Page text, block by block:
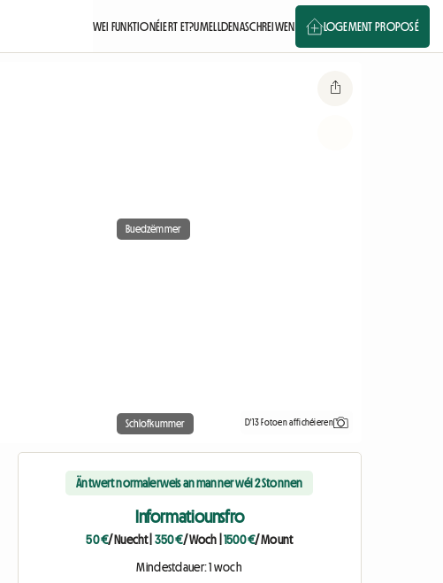
WEI FUNKTIONÉIERT ET?UMELLDENASCHREIWEN LOGEMENT PROPOSÉ
Buedzëmmer
Schlofkummer D'13 Fotoen affichéieren
Äntwert normalerweis an manner wéi 2 Stonnen
Informatiounsfro
50 €/ Nuecht| 350 €/ Woch |1500 €/ Mount
Mindestdauer: 1 woch